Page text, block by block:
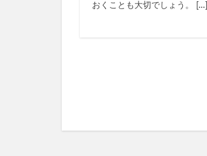
おくことも大切でしょう。 […]